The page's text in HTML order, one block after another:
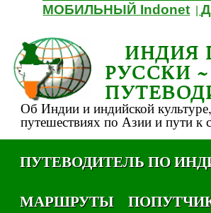
МОБИЛЬНЫЙ Indonet |
ИНДИЯ
РУССКИ
Об Индии и индийской
путешествиях по Азии и пути к
ПУТЕВОДИТЕЛЬ ПО
МАРШРУТЫ